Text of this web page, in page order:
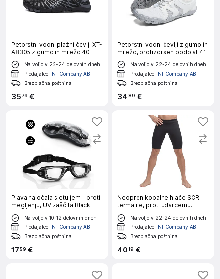
Petprstni vodni plažni čevlji XT-
A8305 z gumo in mrežo 40
Na voljo v 22-24 delovnih dneh
Prodajalec INF Company AB
Brezplačna poštnina
3579 €
Petprstni vodni čevlji z gumo in
mrežo, protizdrsen podplat 41
Na voljo v 22-24 delovnih dneh
Prodajalec INF Company AB
Brezplačna poštnina
34 89 €
Plavalna očala s etuijem - proti
megljenju, UV zaščita Black
Na voljo v 10-12 delovnih dneh
Prodajalec INF Company AB
Brezplačna poštnina
1759 €
Neopren kopalne hlače SCR -
termalne, proti udarcem,
Na voljo v 22-24 delovnih dneh
Prodajalec INF Company AB
Brezplačna poštnina
4019 €